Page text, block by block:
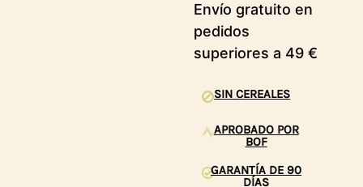
Envío gratuito en
pedidos
superiores a 49 €
Entrega en 2-3
días
GARANTÍA DE 90
DÍAS